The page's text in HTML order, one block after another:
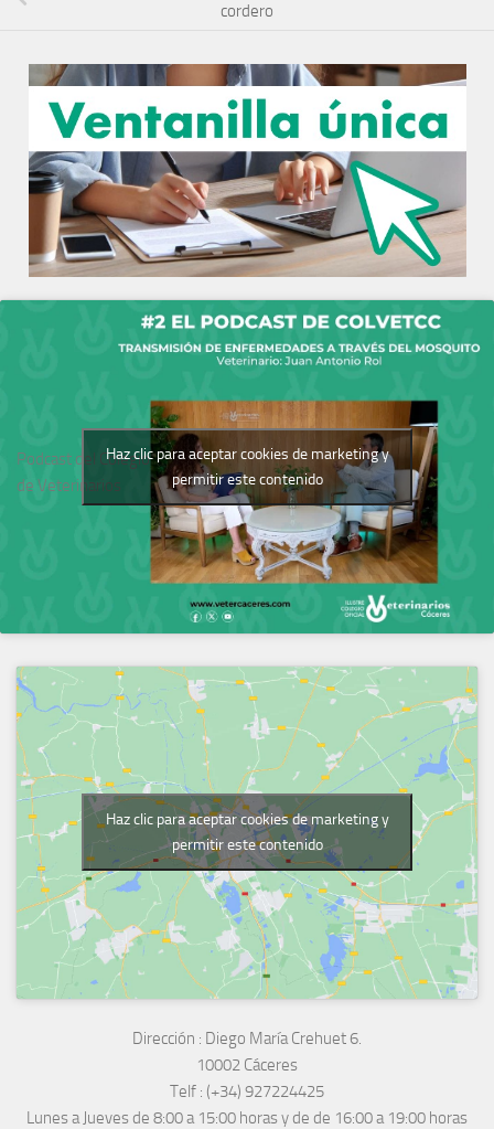
cordero
Podcast del Colegio
de Veterinarios
Haz clic para aceptar cookies de marketing y
permitir este contenido
Haz clic para aceptar cookies de marketing y
permitir este contenido
Dirección : Diego María Crehuet 6.
10002 Cáceres
Telf : (+34) 927224425
Lunes a Jueves de 8:00 a 15:00 horas y de de 16:00 a 19:00 horas